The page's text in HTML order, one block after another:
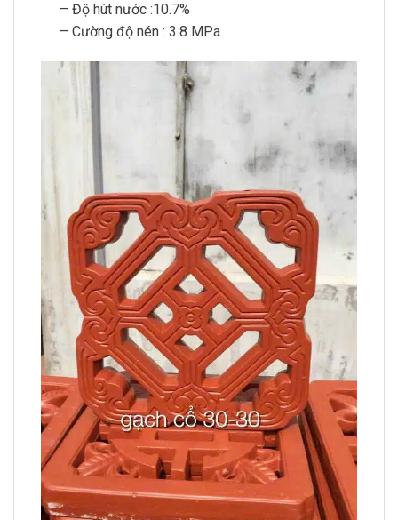
– Độ hút nước :10.7%
– Cường độ nén : 3.8 MPa